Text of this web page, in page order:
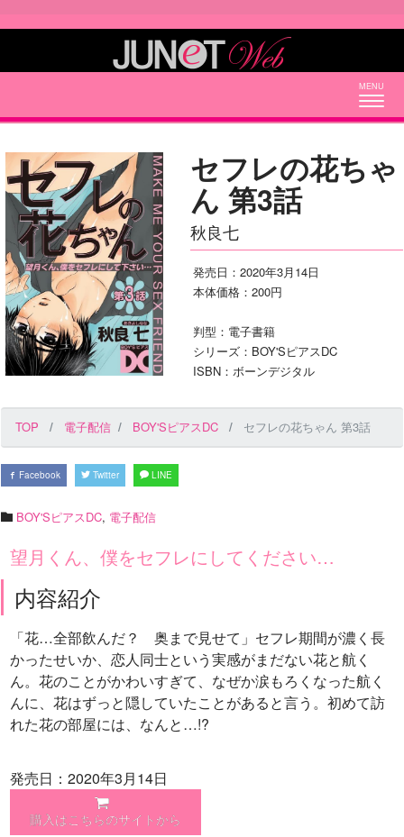
セフレの花ちゃ
ん 第3話
秋良七
発売日：2020年3月14日
本体価格：200円
判型：電子書籍
シリーズ：BOY'SピアスDC
ISBN：ボーンデジタル
TOP 電子配信 BOY'SピアスDC セフレの花ちゃん 第3話
Facebook Twitter LINE
BOY'SピアスDC, 電子配信
望月くん、僕をセフレにしてください…
内容紹介
「花…全部飲んだ？ 奥まで見せて」セフレ期間が濃く長
かったせいか、恋人同士という実感がまだない花と航く
ん。花のことがかわいすぎて、なぜか涙もろくなった航く
んに、花はずっと隠していたことがあると言う。初めて訪
れた花の部屋には、なんと…!?
発売日：2020年3月14日
購入はこちらのサイトから